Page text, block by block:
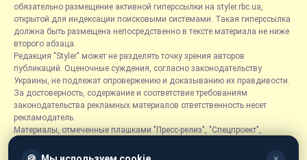
обязательно размещение активной гиперссылки на styler.rbc.ua,
открытой для индексации поисковыми системами. Такая гиперссылка
должна быть размещена непосредственно в тексте материала не ниже
второго абзаца.
Редакция "Styler" может не разделять точку зрения авторов
публикаций. Оценочные суждения, согласно законодательству
Украины, не подлежат опровержению и доказыванию их правдивости.
За достоверность, содержание и соответствие требованиям
законодательства рекламных материалов ответственность несет
рекламодатель.
Материалы, отмеченные плашками "Пресс-релиз", "Спецпроект",
размещаются на правах рекламы.